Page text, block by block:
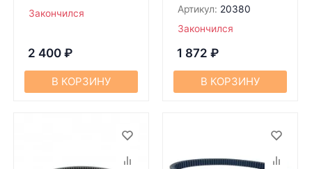
Закончился
2 400 ₽
В КОРЗИНУ
Артикул: 20380
Закончился
1 872 ₽
В КОРЗИНУ